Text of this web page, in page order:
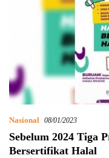
Nasional 08/01/2023
Sebelum 2024 Tiga
Bersertifikat Halal